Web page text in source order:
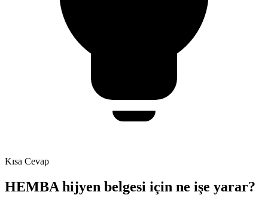
Kısa Cevap
HEMBA hijyen belgesi için ne işe yarar?